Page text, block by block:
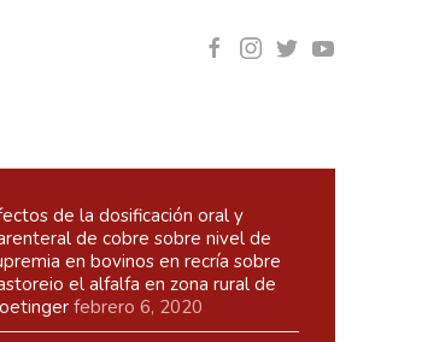
de la dosificación oral y
de cobre sobre nivel de
en bovinos en recría sobre
el alfalfa en zona rural de
febrero 6, 2020